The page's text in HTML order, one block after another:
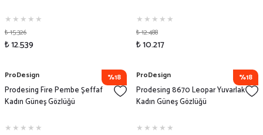
₺ 15.326
₺ 12.539
₺ 12.488
₺ 10.217
%18
ProDesign
Prodesing Fire Pembe Şeffaf
Kadın Güneş Gözlüğü
%18
ProDesign
Prodesing 8670 Leopar Yuvarlak
Kadın Güneş Gözlüğü